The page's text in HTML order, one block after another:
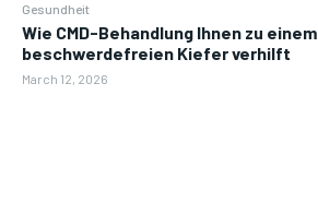
Gesundheit
Wie CMD-Behandlung Ihnen zu einem
beschwerdefreien Kiefer verhilft
March 12, 2026